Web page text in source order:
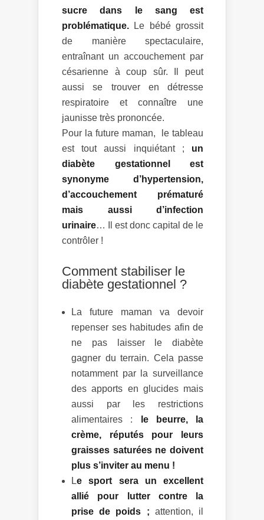
sucre dans le sang est
problématique. Le bébé grossit
de manière spectaculaire,
entraînant un accouchement par
césarienne à coup sûr. Il peut
aussi se trouver en détresse
respiratoire et connaître une
jaunisse très prononcée.
Pour la future maman, le tableau
est tout aussi inquiétant ; un
diabète gestationnel est
synonyme d’hypertension,
d’accouchement prématuré
mais aussi d’infection
urinaire… Il est donc capital de le
contrôler !
Comment stabiliser le
diabète gestationnel ?
La future maman va devoir
repenser ses habitudes afin de
ne pas laisser le diabète
gagner du terrain. Cela passe
notamment par la surveillance
des apports en glucides mais
aussi par les restrictions
alimentaires :
le beurre, la
crème, réputés pour leurs
graisses saturées ne doivent
plus s’inviter au menu !
Le sport sera un excellent
allié pour lutter contre la
prise de poids ; attention, il